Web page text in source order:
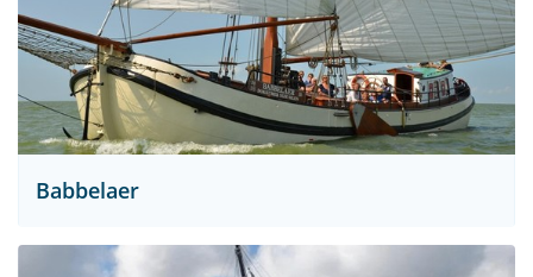
Babbelaer